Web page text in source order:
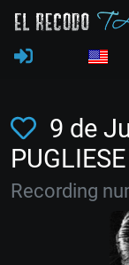
9 de
PUGLIESE
Recording